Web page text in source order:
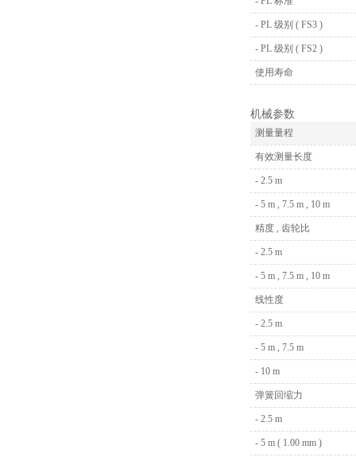
- PL 级别 ( FS3 )
- PL 级别 ( FS2 )
使用寿命
机械参数
测量量程
有效测量长度
- 2.5 m
- 5 m , 7.5 m , 10 m
精度 , 齿轮比
- 2.5 m
- 5 m , 7.5 m , 10 m
线性度
- 2.5 m
- 5 m , 7.5 m
- 10 m
弹簧回缩力
- 2.5 m
- 5 m ( 1.00 mm )